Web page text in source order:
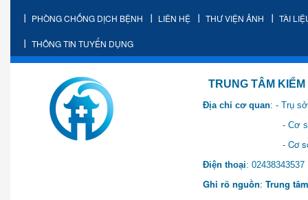
PHÒNG CHỐNG DỊCH BỆNH LIÊN HỆ THƯ VIỆN ẢNH TÀI
THÔNG TIN TUYỂN DỤNG
TRUNG TÂM KIỂM SOÁT
Địa chỉ cơ quan: - Trụ
- Cơ sở 2: Khu Hành
- Cơ sở 3: Số 1 Ngõ 2
Điện thoại:
Ghi rõ nguồn: Trung